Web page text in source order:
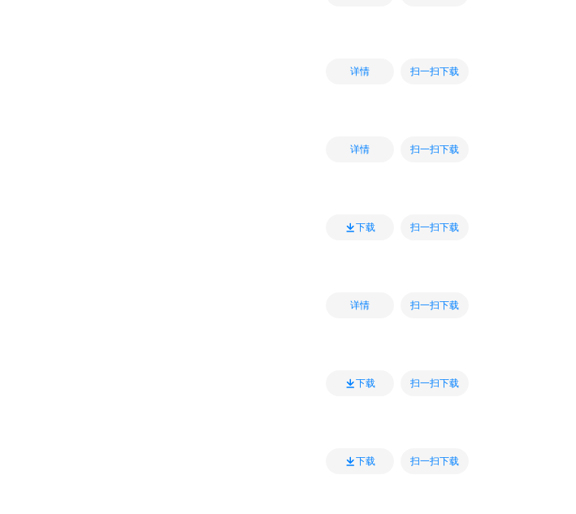
详情 扫一扫下载
详情 扫一扫下载
下载 扫一扫下载
详情 扫一扫下载
下载 扫一扫下载
下载 扫一扫下载